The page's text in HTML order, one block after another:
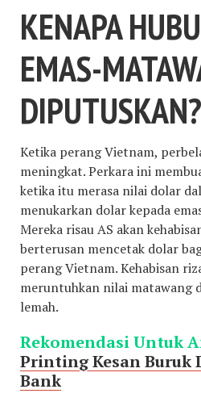
KENAPA
EMAS-
DIPUTUSKAN?
Ketika perang Vietnam,
meningkat. Perkara ini
ketika itu merasa nilai dolar
menukarkan dolar kepada
Mereka risau AS akan
berterusan mencetak dolar
perang Vietnam. Kehabisan
meruntuhkan nilai matawang
lemah.
Rekomendasi Untuk
Printing Kesan Buruk
Bank